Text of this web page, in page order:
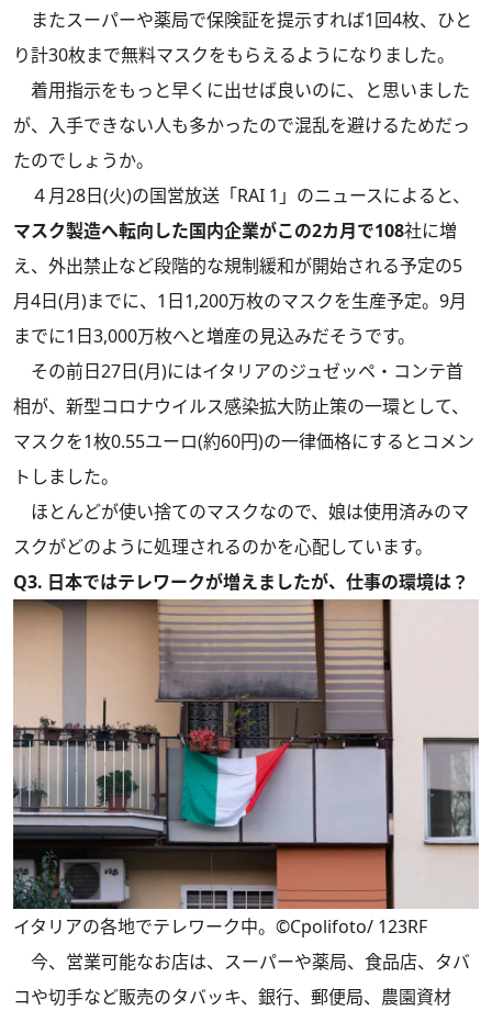
またスーパーや薬局で保険証を提示すれば1回4枚、ひと
り計30枚まで無料マスクをもらえるようになりました。
着用指示をもっと早くに出せば良いのに、と思いました
が、入手できない人も多かったので混乱を避けるためだっ
たのでしょうか。
４月28日(火)の国営放送「RAI 1」のニュースによると、
マスク製造へ転向した国内企業がこの2カ月で108社に増
え、外出禁止など段階的な規制緩和が開始される予定の5
月4日(月)までに、1日1,200万枚のマスクを生産予定。9月
までに1日3,000万枚へと増産の見込みだそうです。
その前日27日(月)にはイタリアのジュゼッペ・コンテ首
相が、新型コロナウイルス感染拡大防止策の一環として、
マスクを1枚0.55ユーロ(約60円)の一律価格にするとコメン
トしました。
ほとんどが使い捨てのマスクなので、娘は使用済みのマ
スクがどのように処理されるのかを心配しています。
Q3. 日本ではテレワークが増えましたが、仕事の環境は？
イタリアの各地でテレワーク中。©Cpolifoto/ 123RF
今、営業可能なお店は、スーパーや薬局、食品店、タバ
コや切手など販売のタバッキ、銀行、郵便局、農園資材